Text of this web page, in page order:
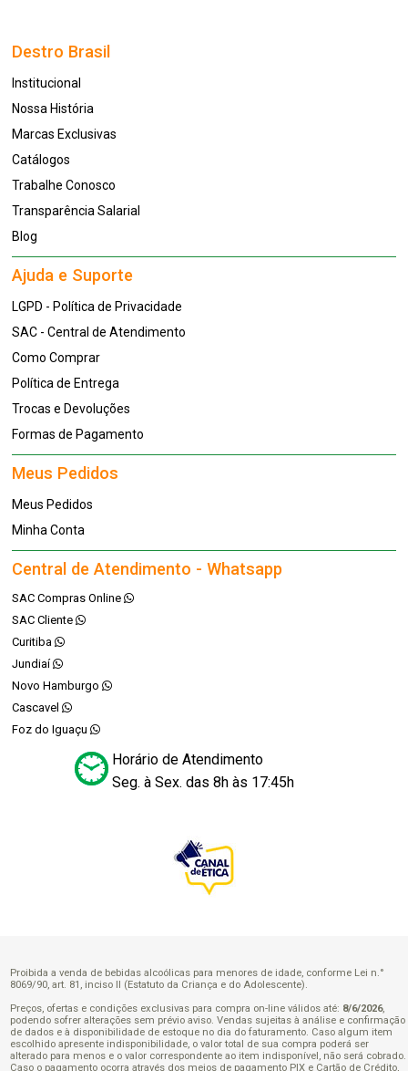
Destro Brasil
Institucional
Nossa História
Marcas Exclusivas
Catálogos
Trabalhe Conosco
Transparência Salarial
Blog
Ajuda e Suporte
LGPD - Política de Privacidade
SAC - Central de Atendimento
Como Comprar
Política de Entrega
Trocas e Devoluções
Formas de Pagamento
Meus Pedidos
Meus Pedidos
Minha Conta
Central de Atendimento - Whatsapp
SAC Compras Online
SAC Cliente
Curitiba
Jundiaí
Novo Hamburgo
Cascavel
Foz do Iguaçu
Horário de Atendimento
Seg. à Sex. das 8h às 17:45h
Proibida a venda de bebidas alcoólicas para menores de idade, conforme Lei n.°
8069/90, art. 81, inciso II (Estatuto da Criança e do Adolescente).
Preços, ofertas e condições exclusivas para compra on-line válidos até: 8/6/2026,
podendo sofrer alterações sem prévio aviso. Vendas sujeitas à análise e confirmação
de dados e à disponibilidade de estoque no dia do faturamento. Caso algum item
escolhido apresente indisponibilidade, o valor total de sua compra poderá ser
alterado para menos e o valor correspondente ao item indisponível, não será cobrado.
Caso o pagamento ocorra através dos meios de pagamento PIX e Cartão de Crédito,